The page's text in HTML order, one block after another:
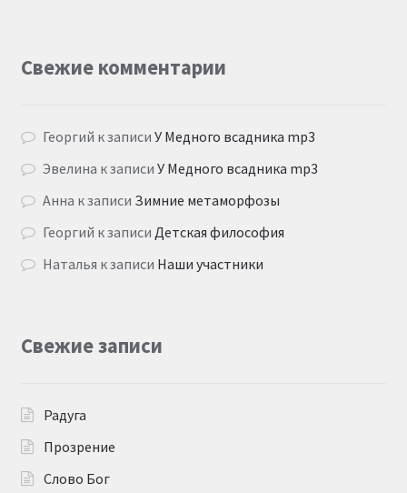
Свежие комментарии
Георгий к записиУ Медного всадника mp3
Эвелина к записиУ Медного всадника mp3
Анна к записи Зимние метаморфозы
Георгий к записи Детская философия
Наталья к записи Наши участники
Свежие записи
Радуга
Прозрение
Слово Бог